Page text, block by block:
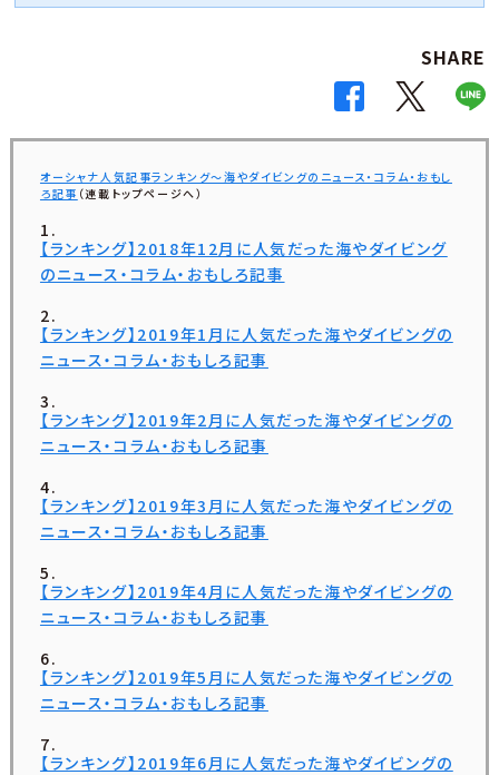
SHARE
オーシャナ人気記事ランキング～海やダイビングのニュース・コラム・おもし
ろ記事 （連載トップページへ）
【ランキング】2018年12月に人気だった海やダイビング
のニュース・コラム・おもしろ記事
【ランキング】2019年1月に人気だった海やダイビングの
ニュース・コラム・おもしろ記事
【ランキング】2019年2月に人気だった海やダイビングの
ニュース・コラム・おもしろ記事
【ランキング】2019年3月に人気だった海やダイビングの
ニュース・コラム・おもしろ記事
【ランキング】2019年4月に人気だった海やダイビングの
ニュース・コラム・おもしろ記事
【ランキング】2019年5月に人気だった海やダイビングの
ニュース・コラム・おもしろ記事
【ランキング】2019年6月に人気だった海やダイビングの